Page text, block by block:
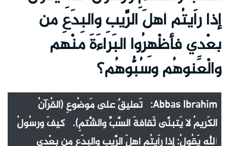
إذا رأَيتُم أهلَ الرَّيبِ والبِدَعِ من
بعْدِي فأظْهِرُوا البَراءَةَ منْهم
والْعَنوهُم وسُبُّوهُم؟
Abbas Ibrahim: تَعليقٌ على مَوضُوعِ (القُرآنُ
الكَريمُ لا يَتبنَّى ثَقافةَ السَّبِّ والشَّتمِ). كيفَ ورسُولُ
اللهِ يَقُولُ: إذا رأَيتُم أهلَ الرَّيبِ والبِدَعِ من بعْدِي